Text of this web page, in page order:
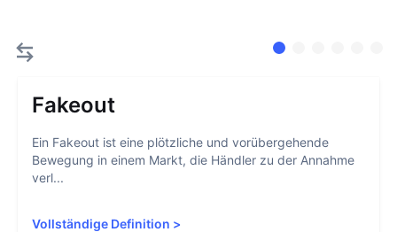
Fakeout
Ein Fakeout ist eine plötzliche und vorübergehende
Bewegung in einem Markt, die Händler zu der Annahme
verl...
Vollständige Definition >